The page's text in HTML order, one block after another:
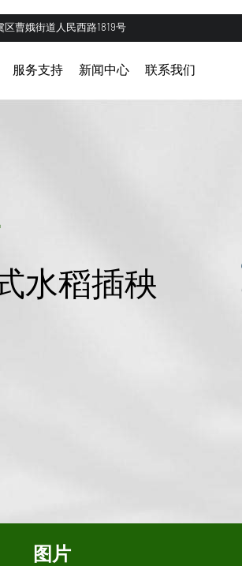
曹娥街道人民西路1819号
服务支持 新闻中心 联系我们
水稻插秧
图片